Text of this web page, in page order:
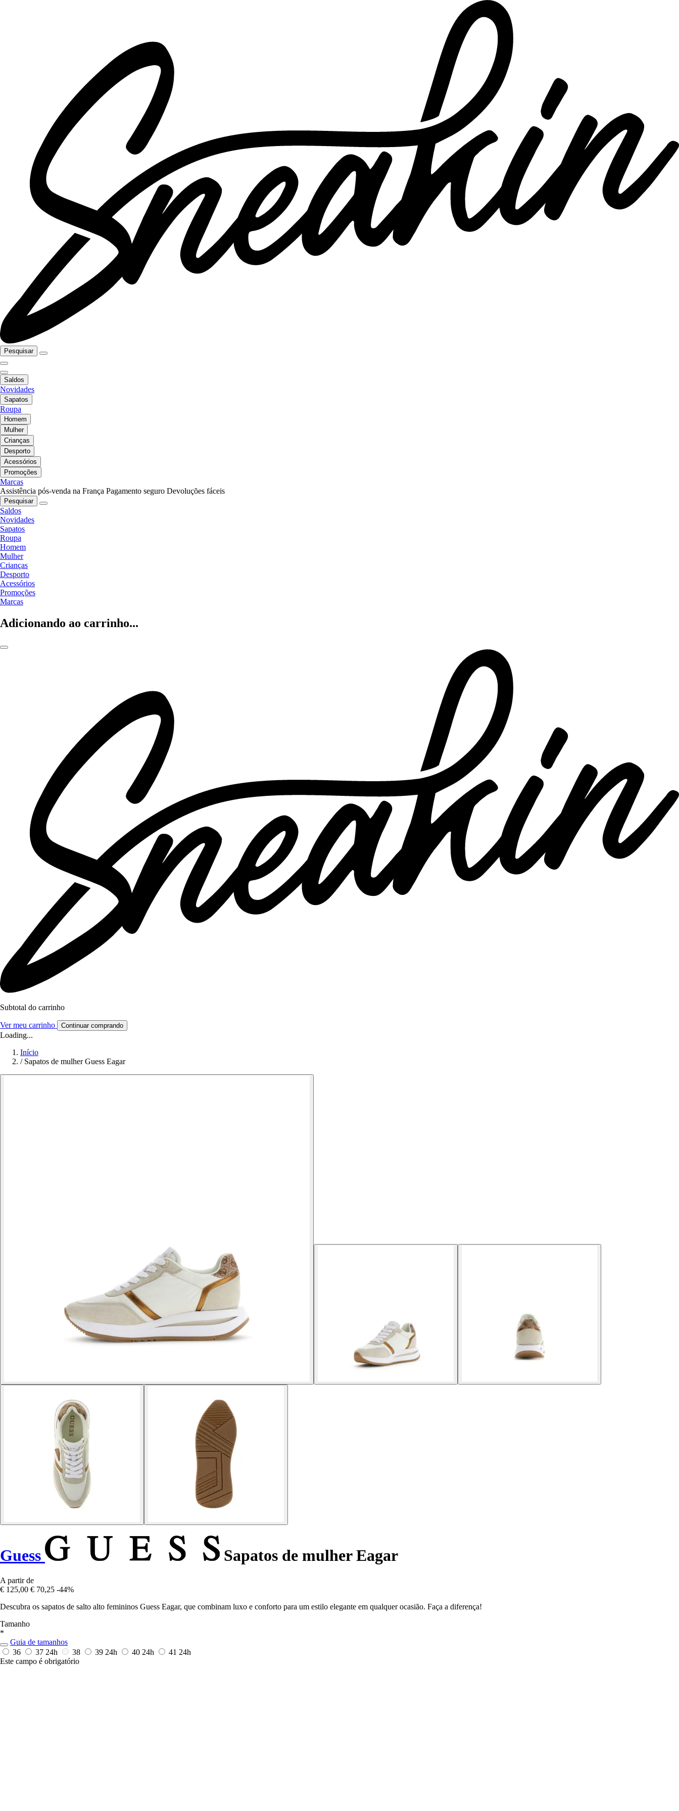
Pesquisar
Saldos
Novidades
Sapatos
Roupa
Homem
Mulher
Crianças
Desporto
Acessórios
Promoções
Marcas
Assistência pós-venda na França Pagamento seguro Devoluções fáceis
Pesquisar
Saldos
Novidades
Sapatos
Roupa
Homem
Mulher
Crianças
Desporto
Acessórios
Promoções
Marcas
Adicionando ao carrinho...
Subtotal do carrinho
Ver meu carrinho Continuar comprando
Loading...
Início
/ Sapatos de mulher Guess Eagar
Guess Sapatos de mulher Eagar
A partir de
€ 125,00 € 70,25 -44%
Descubra os sapatos de salto alto femininos Guess Eagar, que combinam luxo e conforto para um estilo elegante em qualquer ocasião. Faça a diferença!
Tamanho
*
Guia de tamanhos
36
37 24h 38 39 24h 40 24h 41 24h
Este campo é obrigatório